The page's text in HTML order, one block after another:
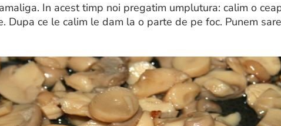
In acest timp noi pregatim umplutura: calim o
Dupa ce le calim le dam la o parte de pe foc. Punem